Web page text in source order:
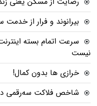
بیرانوند و فرار از خدمت
سرعت اتمام بسته‌
نیست
خرازی ها بدون کمال!
شاخص فلاکت سه‌رقمی در ۱۹